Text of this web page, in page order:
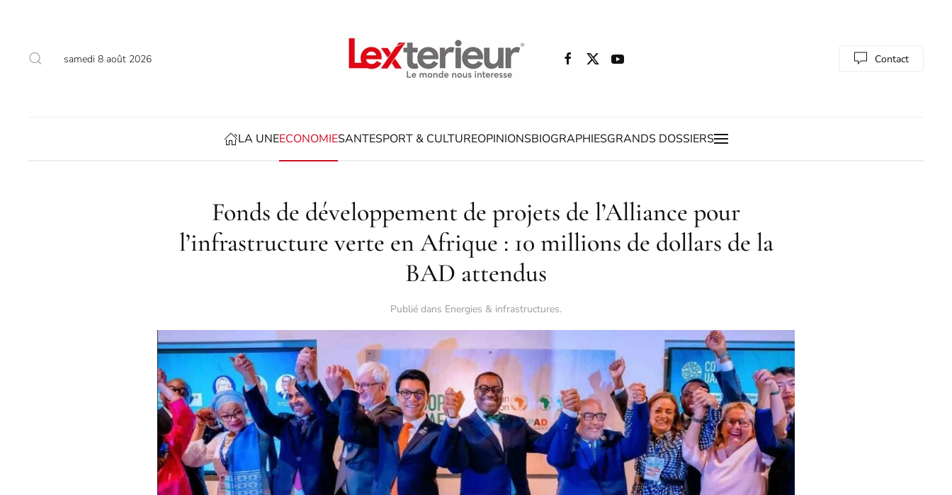
samedi 8 août 2026 Contact
LA UNEECONOMIESANTESPORT & CULTUREOPINIONSBIOGRAPHIESGRANDS DOSSIERS
Fonds de développement de projets de l’Alliance pour
l’infrastructure verte en Afrique : 10 millions de dollars de la
BAD attendus
Publié dans Energies & infrastructures.